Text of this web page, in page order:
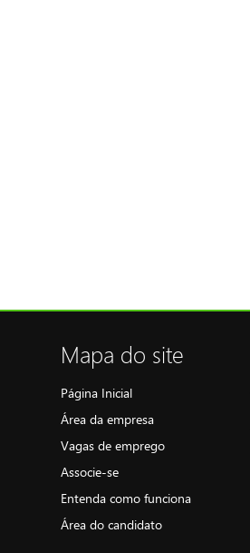
Mapa do site
Página Inicial
Área da empresa
Vagas de emprego
Associe-se
Entenda como funciona
Área do candidato